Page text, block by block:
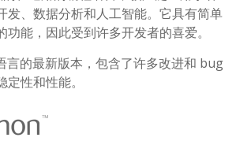
发、数据分析和人工智能。它具有简单
能，因此受到许多开发者的喜爱。
言的最新版本，包含了许多改进和 bug
性和性能。